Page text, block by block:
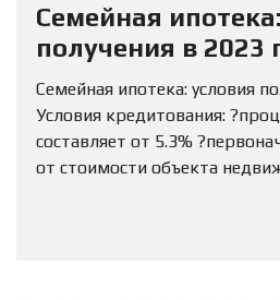
Семейная
получения в 2023
Семейная ипотека: условия
Условия кредитования:
составляет от 5.3%
от стоимости объекта
кредитования